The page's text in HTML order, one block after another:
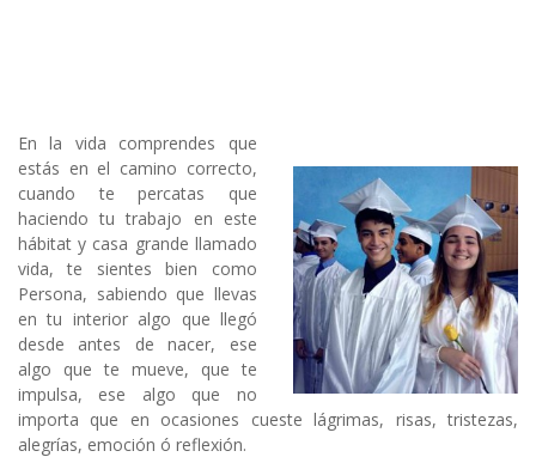
En la vida comprendes que
estás en el camino correcto,
cuando te percatas que
haciendo tu trabajo en este
hábitat y casa grande llamado
vida, te sientes bien como
Persona, sabiendo que llevas
en tu interior algo que llegó
desde antes de nacer, ese
algo que te mueve, que te
impulsa, ese algo que no
importa que en ocasiones cueste lágrimas, risas, tristezas,
alegrías, emoción ó reflexión.